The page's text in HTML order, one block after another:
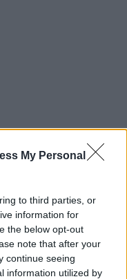
My Personal
to third parties, or
information for
the below opt-out
note that after your
continue seeing
information utilized by
produkt?